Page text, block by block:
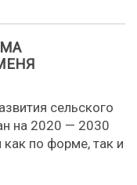
сельского
на 2020 — 2030
по форме, так и